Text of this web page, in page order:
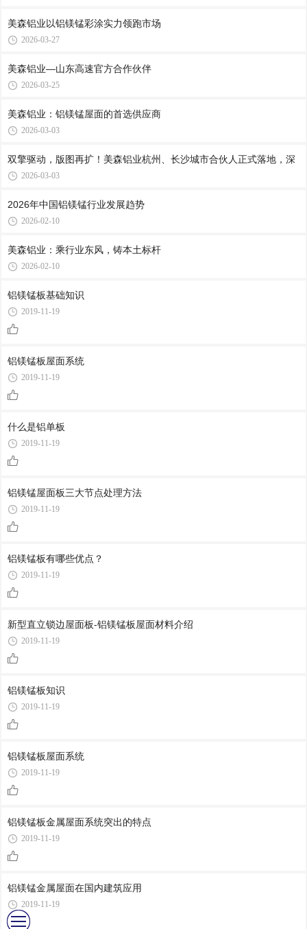
美森铝业以铝镁锰彩涂实力领跑市场
2026-03-27
美森铝业—山东高速官方合作伙伴
2026-03-25
美森铝业：铝镁锰屋面的首选供应商
2026-03-03
双擎驱动，版图再扩！美森铝业杭州、长沙城市合伙人正式落地，深
2026-03-03
2026年中国铝镁锰行业发展趋势
2026-02-10
美森铝业：乘行业东风，铸本土标杆
2026-02-10
铝镁锰板基础知识
2019-11-19
铝镁锰板屋面系统
2019-11-19
什么是铝单板
2019-11-19
铝镁锰屋面板三大节点处理方法
2019-11-19
铝镁锰板有哪些优点？
2019-11-19
新型直立锁边屋面板-铝镁锰板屋面材料介绍
2019-11-19
铝镁锰板知识
2019-11-19
铝镁锰板屋面系统
2019-11-19
铝镁锰板金属屋面系统突出的特点
2019-11-19
铝镁锰金属屋面在国内建筑应用
2019-11-19